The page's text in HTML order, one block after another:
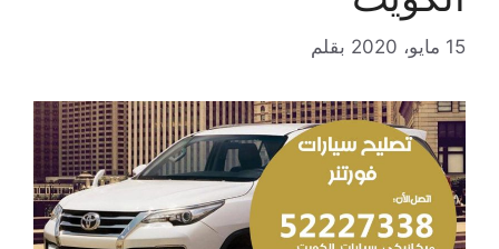
15 مايو، 2020 بقلم